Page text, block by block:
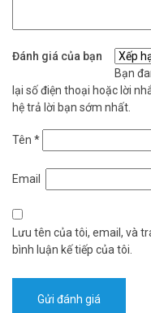
Đánh giá của bạn
Bạn
lại số điện thoại hoặc lời
hệ trả lời bạn sớm nhất.
Tên *
Email
Lưu tên của tôi, email, và
bình luận kế tiếp của tôi.